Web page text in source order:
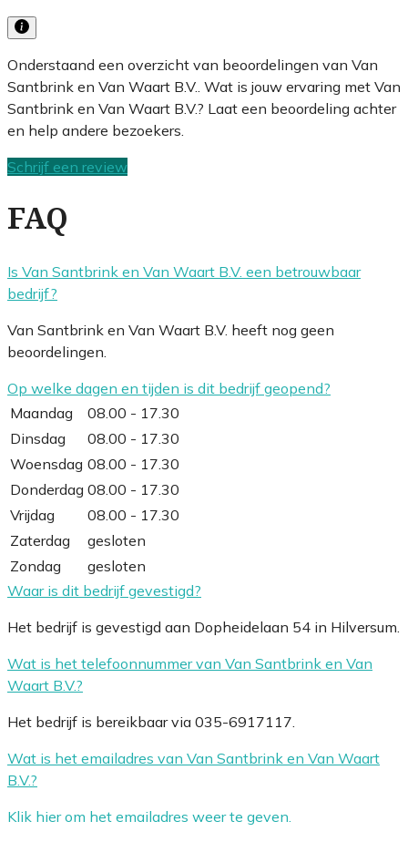
Onderstaand een overzicht van beoordelingen van Van
Santbrink en Van Waart B.V.. Wat is jouw ervaring met Van
Santbrink en Van Waart B.V.? Laat een beoordeling achter
en help andere bezoekers.
Schrijf een review
FAQ
Is Van Santbrink en Van Waart B.V. een betrouwbaar
bedrijf?
Van Santbrink en Van Waart B.V. heeft nog geen
beoordelingen.
Op welke dagen en tijden is dit bedrijf geopend?
Maandag
08.00 - 17.30
Dinsdag
08.00 - 17.30
Woensdag 08.00 - 17.30
Donderdag 08.00 - 17.30
Vrijdag
08.00 - 17.30
Zaterdag
gesloten
Zondag
gesloten
Waar is dit bedrijf gevestigd?
Het bedrijf is gevestigd aan Dopheidelaan 54 in Hilversum.
Wat is het telefoonnummer van Van Santbrink en Van
Waart B.V.?
Het bedrijf is bereikbaar via 035-6917117.
Wat is het emailadres van Van Santbrink en Van Waart
B.V.?
Klik hier om het emailadres weer te geven.